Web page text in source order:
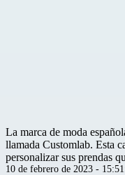
La marca de moda
llamada Customlab. Esta
personalizar sus prendas
Publicada
10 de febrero de 2023 -